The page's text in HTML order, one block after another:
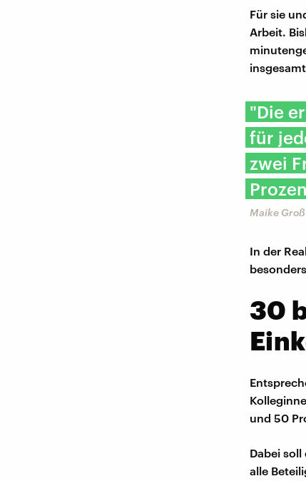
Für sie
Arbeit.
"Die
für
zwei
Maike
In der
30
und 50
Dabei
alle